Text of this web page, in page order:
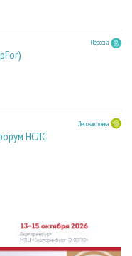
Персона
Лесозаготовка
НСЛС